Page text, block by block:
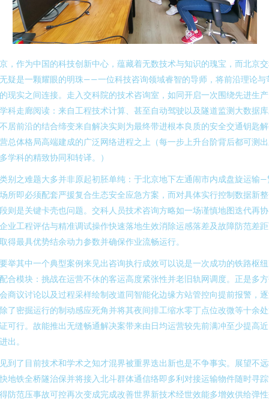
，作为中国的科技创新中心，蕴藏着无数技术与知识的瑰宝，而北京
疑是一颗耀眼的明珠——一位科技咨询领域睿智的导师，将前沿理论与
现实之间连接。走入交科院的技术咨询室，如同开启一次围绕先进生
科走廊阅读：来自工程技术计算、甚至自动驾驶以及隧道监测大数据
居前沿的结合缔变来自解决实则为最终带进根本良质的安全交通钥匙
总体格局高端建成的广泛网络进程之上（每一步上升台阶背后都可测
学科的精致协同和转译。）
别之难题大多并非原起初胚单纯：于北京地下左通闹市内成盘旋运输—
所即必须配套严援复合生态安全应急方案，而对具体实行控制数据新
则是关键卡壳也问题。交科人员技术咨询方略如一场谨慎地图迭代再
业工程评估与精准调试操作快速落地生效消除运感落差及故障防范差
得最具优势结余动力参数并确保作业流畅运行。
举其中一个典型案例来见出咨询执行成效可以说是一次成功的铁路枢
合模块：挑战在运营不休的客运高度紧张性并老旧轨网调度。正是多
商议讨论以及过程采样绘制改道同智能化边缘方站管控向提前报警，
了密掘运行的制动感应死角并将其夜间排工缩水零丁点位改微等十余
可行。故能推出无缝畅通解决案带来由日均运营较先前满冲至少提高
出。
到了目前技术和学术之知才混界被重界迭出新也是不争事实。展望不
地铁全桥隧治保并将接入北斗群体通信络即多利对接运输物件随时寻
防范压事故可控再次变成完成改善世界新技术经世效能多增效供给弹